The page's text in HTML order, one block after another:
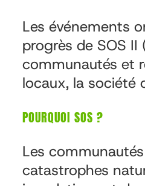
Les événements
progrès de SOS
communautés et
locaux, la société
POURQUOI SOS ?
Les
catastrophes